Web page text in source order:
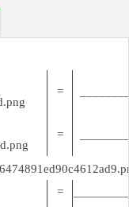
=
=
=